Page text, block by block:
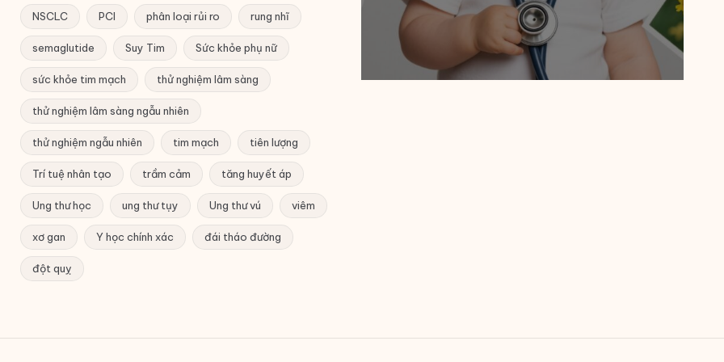
NSCLC PCI phân loại rủi ro rung nhĩ
semaglutide Suy Tim Sức khỏe phụ nữ
sức khỏe tim mạch thử nghiệm lâm sàng
thử nghiệm lâm sàng ngẫu nhiên
thử nghiệm ngẫu nhiên tim mạch tiên lượng
Trí tuệ nhân tạo trầm cảm tăng huyết áp
Ung thư học ung thư tụy Ung thư vú viêm
xơ gan Y học chính xác đái tháo đường
đột quỵ